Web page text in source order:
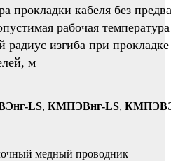
прокладки кабеля без
рабочая
изгиба при прокладке
м
LS, КМПЭВнг-LS,
медный проводник